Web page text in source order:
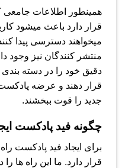
همینطور اطلاعات جامعی
قرار دارد باعث میشود
میخواهند دسترسی پیدا
منتشر کنندگان نیز وجود
دقیق خود را در دسته
قرار دهند و عرضه
جدید را قوت ببخشند.
چگونه فید پادکست
برای ایجاد فید پادکست
قرار دارد. ما این راه ها